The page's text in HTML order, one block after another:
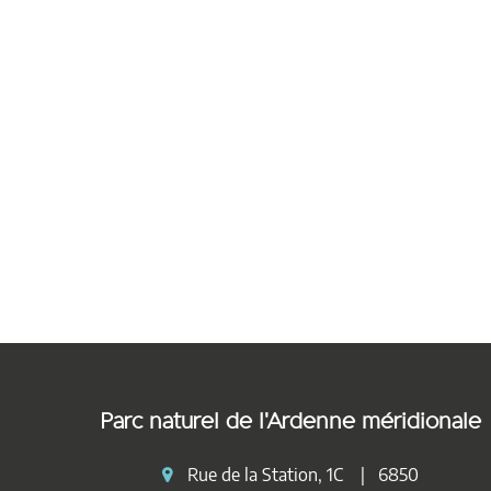
Parc naturel de l'Ardenne méridionale
Rue de la Station, 1C | 6850